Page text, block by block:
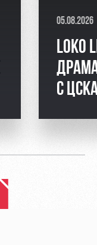
05.08.2026
LOKO
С